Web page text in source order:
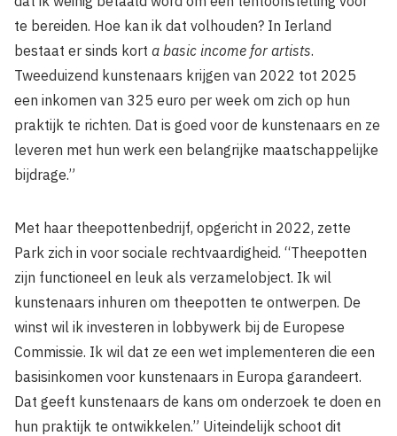
te bereiden. Hoe kan ik dat volhouden? In Ierland
bestaat er sinds kort a basic income for artists.
Tweeduizend kunstenaars krijgen van 2022 tot 2025
een inkomen van 325 euro per week om zich op hun
praktijk te richten. Dat is goed voor de kunstenaars en ze
leveren met hun werk een belangrijke maatschappelijke
bijdrage.”
Met haar theepottenbedrijf, opgericht in 2022, zette
Park zich in voor sociale rechtvaardigheid. “Theepotten
zijn functioneel en leuk als verzamelobject. Ik wil
kunstenaars inhuren om theepotten te ontwerpen. De
winst wil ik investeren in lobbywerk bij de Europese
Commissie. Ik wil dat ze een wet implementeren die een
basisinkomen voor kunstenaars in Europa garandeert.
Dat geeft kunstenaars de kans om onderzoek te doen en
hun praktijk te ontwikkelen.” Uiteindelijk schoot dit